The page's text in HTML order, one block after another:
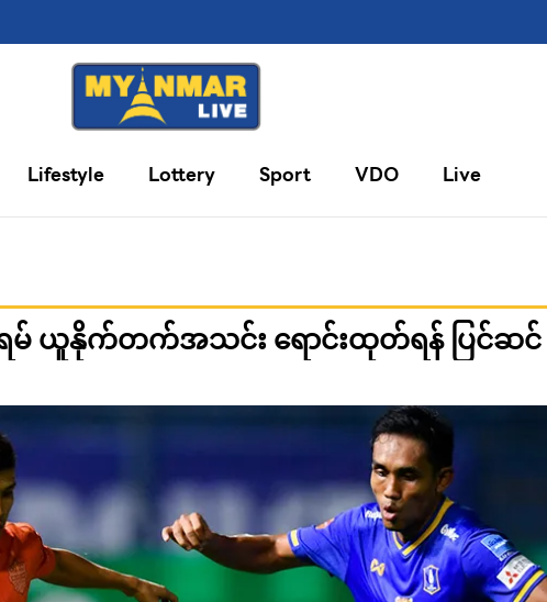
Lifestyle Lottery Sport VDO Live
မ် ယူနိုက်တက်အသင်း ရောင်းထုတ်ရန် ပြင်ဆင်